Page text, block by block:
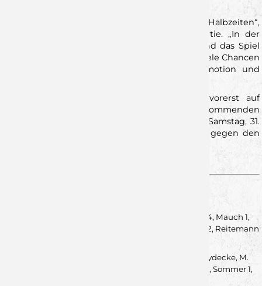
„Es waren zwei völlig unterschiedliche Halbzeiten“,
bilanzierte Trainer Heiko Karrer nach der Partie. „In der
ersten Hälfte haben wir sehr gut verteidigt und das Spiel
im Griff gehabt. Nach der Pause haben wir zu viele Chancen
liegen lassen und Neuhausen ist mit viel Emotion und
Durch die Niederlage rutschen die Wölfe vorerst auf
Tabellenplatz vier der 3. Liga Süd. Am kommenden
Wochenende ist das Team spielfrei, ehe es am Samstag, 31.
Januar, in der Tectake Arena zum Spitzenspiel gegen den
Klein 1, Bogojevic – Krenz, Schömig 2, Karle 4, Mauch 1,
Kaufmann, Kütt, Bauder 10/3, F. Schmidt 4, Szuharev 2, Reitemann
Prauß, Hamann – J. Sprößig, Huss, Heydecke, M.
Sprößig, Haag 5, Schmid 4, Reinhardt 1, Baumann 4, Sommer 1,